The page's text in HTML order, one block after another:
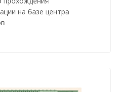
на базе центра